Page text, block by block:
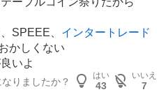
SPEEE、 インタートレード
かしくない
いよ
りましたか？
はい
43
いいえ
7